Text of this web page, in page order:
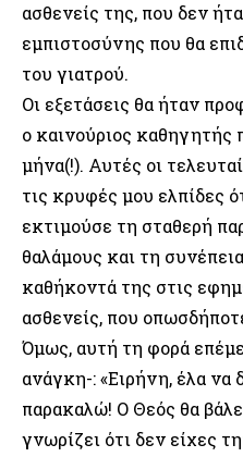
ασθενείς της, που δεν
εμπιστοσύνης που θα
του γιατρού.
Οι εξετάσεις θα ήταν
ο καινούριος
μήνα(!). Αυτές οι
τις κρυφές μου ελπίδες
εκτιμούσε τη σταθερή
θαλάμους και τη
καθήκοντά της στις
ασθενείς, που
Όμως, αυτή τη φορά
ανάγκη-: «Ειρήνη, έλα να
παρακαλώ! Ο Θεός θα
γνωρίζει ότι δεν είχες